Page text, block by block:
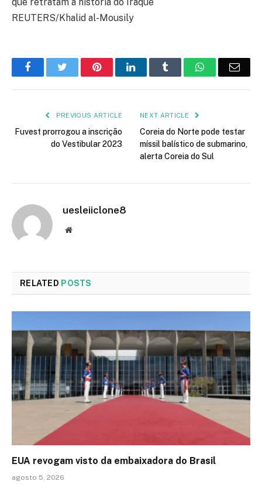
REUTERS/Khalid al-Mousily
FacebookTwitter PinterestLinkedIn Tumblr WhatsApp
PREVIOUS ARTICLE
Fuvest prorrogou a inscrição
do Vestibular 2023
NEXT ARTICLE
Coreia do Norte pode testar
míssil balístico de submarino,
alerta Coreia do Sul
uesleiiclone8
Website
RELATED POSTS
EUA revogam visto da embaixadora do Brasil
agosto 5, 2026